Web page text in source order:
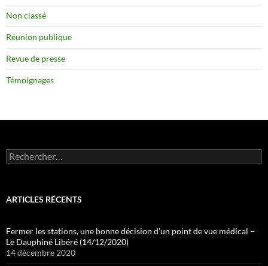
Non classé
Réunion publique
Revue de presse
Témoignages
Rechercher :
ARTICLES RÉCENTS
Fermer les stations, une bonne décision d’un point de vue médical –
Le Dauphiné Libéré (14/12/2020)
14 décembre 2020